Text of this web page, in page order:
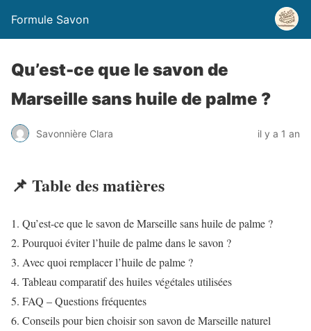
Formule Savon
Qu’est-ce que le savon de
Marseille sans huile de palme ?
Savonnière Clara il y a 1 an
📌 Table des matières
Qu’est-ce que le savon de Marseille sans huile de palme ?
Pourquoi éviter l’huile de palme dans le savon ?
Avec quoi remplacer l’huile de palme ?
Tableau comparatif des huiles végétales utilisées
FAQ – Questions fréquentes
Conseils pour bien choisir son savon de Marseille naturel